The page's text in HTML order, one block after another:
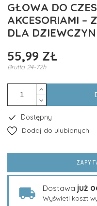
GŁOWA DO
AKCESORIAMI –
DLA
55,99 ZŁ
Brutto 24-72h
Dostępny
Dodaj do ulubionych
Dostawa już
Wyświetl koszt